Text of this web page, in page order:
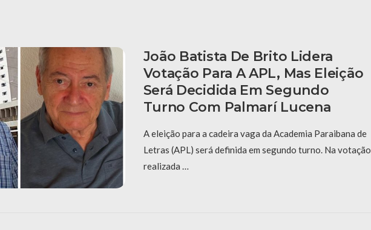
João Batista De Brito Lidera
Votação Para A APL, Mas Eleição
Será Decidida Em Segundo
Turno Com Palmarí Lucena
A eleição para a cadeira vaga da Academia Paraibana de
Letras (APL) será definida em segundo turno. Na votação
realizada …